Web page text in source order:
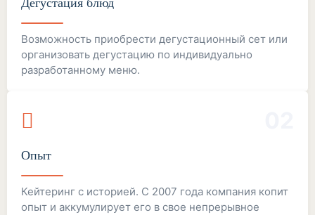
Дегустация блюд
Возможность приобрести дегустационный сет или
организовать дегустацию по индивидуально
разработанному меню.
Опыт
Кейтеринг с историей. С 2007 года компания копит
опыт и аккумулирует его в свое непрерывное